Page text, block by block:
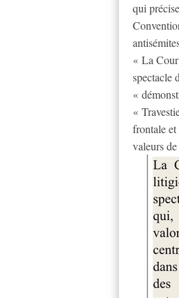
qui
« La Cour
spectacle
«
«
frontale et
valeurs